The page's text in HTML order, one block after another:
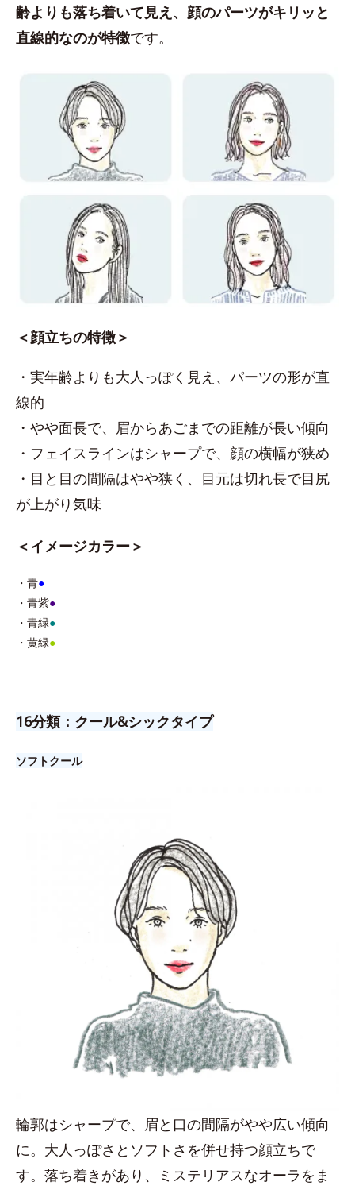
齢よりも落ち着いて見え、顔のパーツがキリッと
直線的なのが特徴です。
＜顔立ちの特徴＞
・実年齢よりも大人っぽく見え、パーツの形が直
線的
・やや面長で、眉からあごまでの距離が長い傾向
・フェイスラインはシャープで、顔の横幅が狭め
・目と目の間隔はやや狭く、目元は切れ長で目尻
が上がり気味
＜イメージカラー＞
・青●
・青紫●
・青緑●
・黄緑●
16分類：クール&シックタイプ
ソフトクール
輪郭はシャープで、眉と口の間隔がやや広い傾向
に。大人っぽさとソフトさを併せ持つ顔立ちで
す。落ち着きがあり、ミステリアスなオーラをま